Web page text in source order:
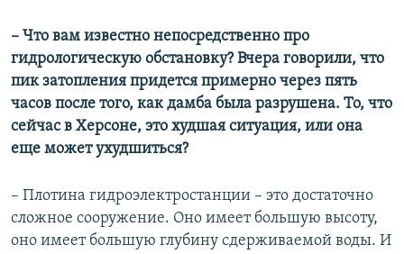
– Что вам известно непосредственно про
гидрологическую обстановку? Вчера говорили, что
пик затопления придется примерно через пять
часов после того, как дамба была разрушена. То, что
сейчас в Херсоне, это худшая ситуация, или она
еще может ухудшиться?
– Плотина гидроэлектростанции – это достаточно
сложное сооружение. Оно имеет большую высоту,
оно имеет большую глубину сдерживаемой воды. И